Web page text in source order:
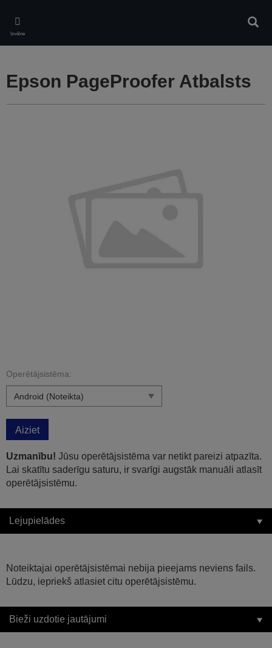
main
content
Izvēlne
Epson PageProofer Atbalsts
Operētājsistēma:
Aiziet
Uzmanību! Jūsu operētājsistēma var netikt pareizi atpazīta.
Lai skatītu saderīgu saturu, ir svarīgi augstāk manuāli atlasīt
operētājsistēmu.
Lejupielādes
Noteiktajai operētājsistēmai nebija pieejams neviens fails.
Lūdzu, iepriekš atlasiet citu operētājsistēmu.
Bieži uzdotie jautājumi